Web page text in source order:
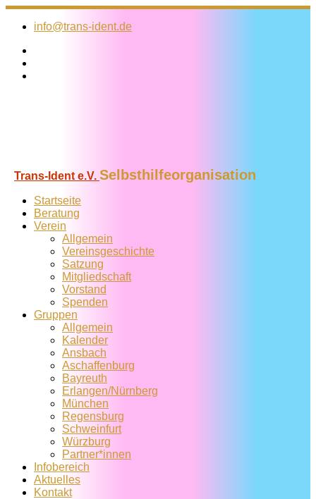
Zum
Inhalt
info@trans-ident.de
Trans-Ident e.V. Selbsthilfeorganisation
Startseite
Beratung
Verein
Allgemein
Vereins­geschichte
Satzung
Mitglied­schaft
Vorstand
Spenden
Gruppen
Allgemein
Kalender
Ansbach
Aschaffenburg
Bayreuth
Erlangen/Nürnberg
München
Regensburg
Schweinfurt
Würzburg
Partner*innen
Infobereich
Aktuelles
Kontakt